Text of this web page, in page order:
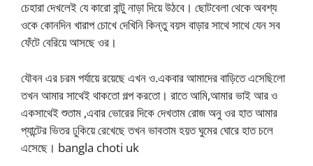
চেহারা দেখলেই যে কারো বান্টু নাড়া দিয়ে উঠবে। ছোটবেলা থেকে অবশ্য
ওকে কোনদিন খারাপ চোখে দেখিনি কিন্তু বয়স বাড়ার সাথে সাথে যেন সব
ফেঁটে বেরিয়ে আসছে ওর।
যৌবন এর চরম পর্যায়ে রয়েছে এখন ও.একবার আমাদের বাড়িতে এসেছিলো
তখন আমার সাথেই থাকতো গল্প করতো। রাতে আমি,আমার ভাই আর ও
একসাথেই শুতাম ,এবার ভোরের দিকে দেখতাম রোজ অনু ওর হাত আমার
প্যান্টের ভিতর ঢুকিয়ে রেখেছে তখন ভাবতাম হয়ত ঘুমের ঘোরে হাত চলে
এসেছে। bangla choti uk